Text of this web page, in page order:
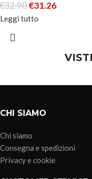
€32.90€31.26
Leggi tutto
CHI SIAMO
Chi siamo
Consegna e spedizioni
Privacy e cookie